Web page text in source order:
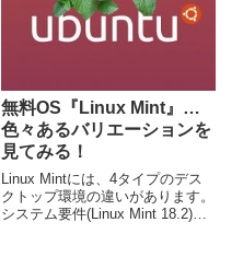
無料OS『Linux Mint』…
色々あるバリエーションを
見てみる！
Linux Mintには、4タイプのデス
クトップ環境の違いがあります。
システム要件(Linux Mint 18.2)に